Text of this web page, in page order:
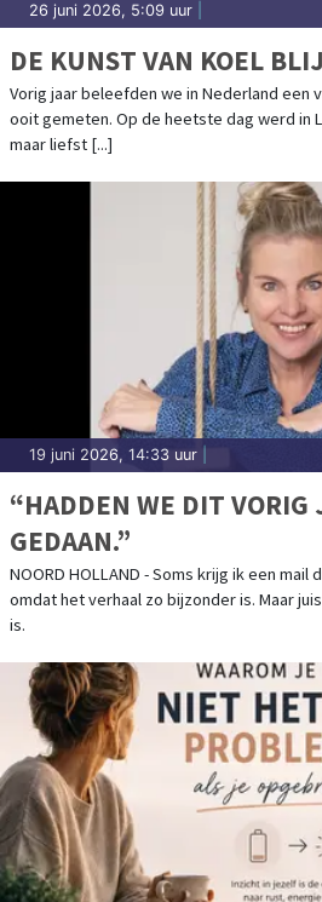
26 juni 2026, 5:09 uur
DE KUNST VAN KOEL
Vorig jaar beleefden we in Nederland een
ooit gemeten. Op de heetste dag werd in
maar liefst [...]
19 juni 2026, 14:33 uur
“HADDEN WE DIT VORIG
GEDAAN.”
NOORD HOLLAND - Soms krijg ik een
omdat het verhaal zo bijzonder is. Maar
is.